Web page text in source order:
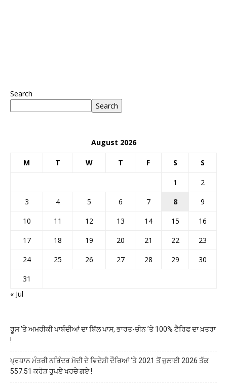
Search
Search
August 2026
M T W T F S S
1
2
3
4 5 6 7 8
9
10
11 12 13 14 15
16
17
18 19 20 21 22
23
24
25 26 27 28 29
30
31
« Jul
ਰੂਸ ’ਤੇ ਅਮਰੀਕੀ ਪਾਬੰਦੀਆਂ ਦਾ ਬਿੱਲ ਪਾਸ, ਭਾਰਤ-ਚੀਨ ’ਤੇ 100% ਟੈਰਿਫ ਦਾ ਖ਼ਤਰਾ
!
ਪ੍ਰਧਾਨ ਮੰਤਰੀ ਨਰਿੰਦਰ ਮੋਦੀ ਦੇ ਵਿਦੇਸ਼ੀ ਦੌਰਿਆਂ ’ਤੇ 2021 ਤੋਂ ਜੁਲਾਈ 2026 ਤੱਕ
557.51 ਕਰੋੜ ਰੁਪਏ ਖਰਚੇ ਗਏ !